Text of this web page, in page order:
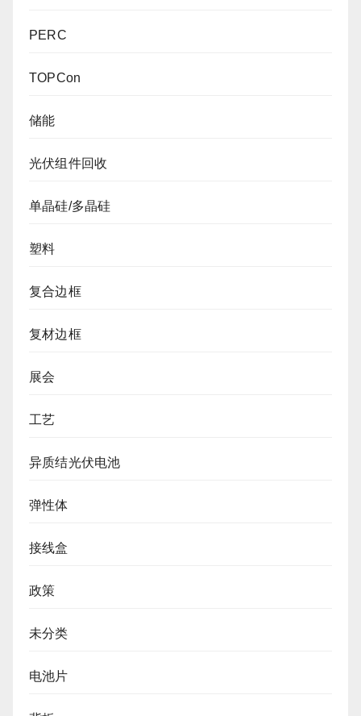
PERC
TOPCon
储能
光伏组件回收
单晶硅/多晶硅
塑料
复合边框
复材边框
展会
工艺
异质结光伏电池
弹性体
接线盒
政策
未分类
电池片